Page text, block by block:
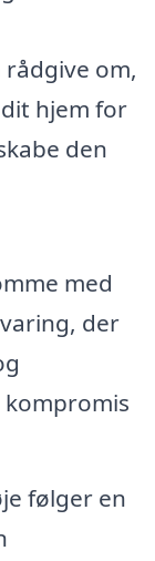
om,
hjem for
den
med
der
følger en